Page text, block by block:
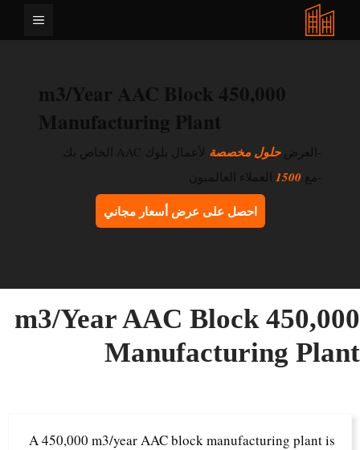
القائمة
450,000 m3/Year AAC Block
Manufacturing Plant
-العرض حلول مخصصةلأعمال بلوك AAC الخاص بك
-مع 1500العملاء العالميون
احصل على عرض أسعار مجاني
450,000 m3/Year AAC Block
Manufacturing
A 450,000 m3/year AAC block manufacturing plant is